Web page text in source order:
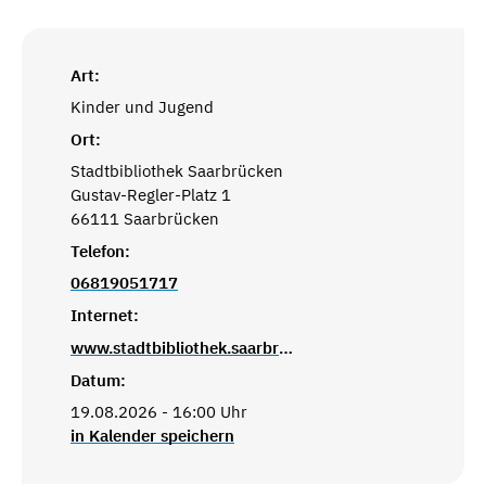
Art:
Kinder und Jugend
Ort:
Stadtbibliothek Saarbrücken
Gustav-Regler-Platz 1
66111 Saarbrücken
Telefon:
06819051717
Internet:
www.stadtbibliothek.saarbruecken.de
Datum:
19.08.2026 - 16:00 Uhr
in Kalender speichern